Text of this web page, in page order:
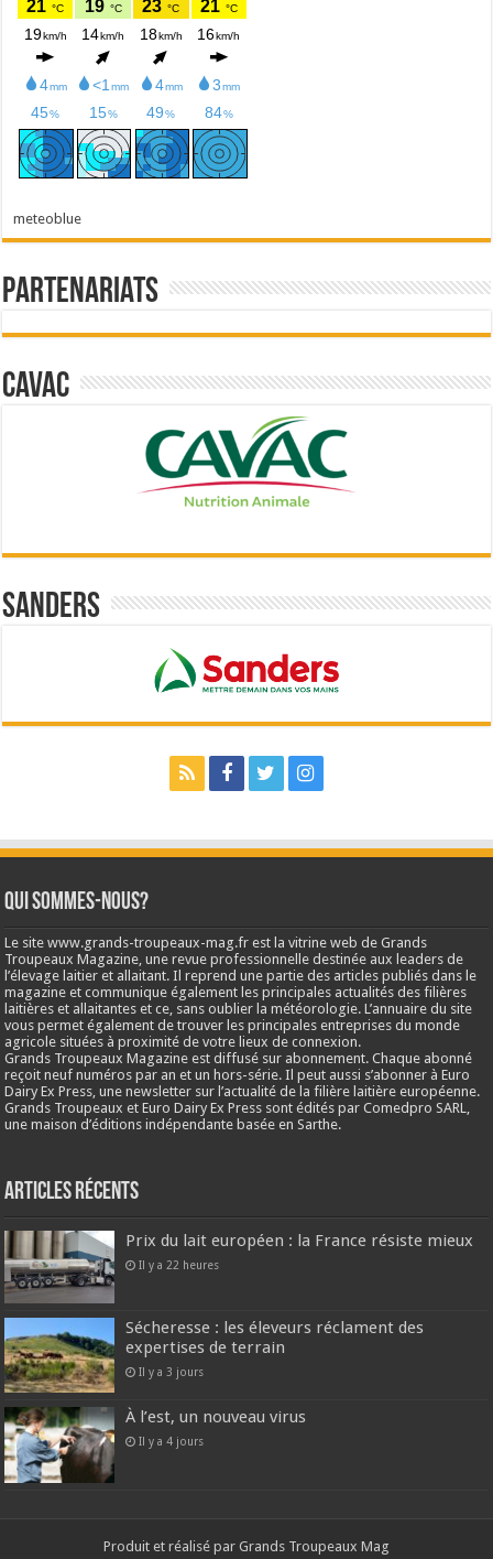
meteoblue
Partenariats
Cavac
Sanders
Qui sommes-nous?
Le site www.grands-troupeaux-mag.fr est la vitrine web de Grands
Troupeaux Magazine, une revue professionnelle destinée aux leaders de
l’élevage laitier et allaitant. Il reprend une partie des articles publiés dans le
magazine et communique également les principales actualités des filières
laitières et allaitantes et ce, sans oublier la météorologie. L’annuaire du site
vous permet également de trouver les principales entreprises du monde
agricole situées à proximité de votre lieux de connexion.
Grands Troupeaux Magazine est diffusé sur abonnement. Chaque abonné
reçoit neuf numéros par an et un hors-série. Il peut aussi s’abonner à Euro
Dairy Ex Press, une newsletter sur l’actualité de la filière laitière européenne.
Grands Troupeaux et Euro Dairy Ex Press sont édités par Comedpro SARL,
une maison d’éditions indépendante basée en Sarthe.
Articles récents
Prix du lait européen : la France résiste mieux
Il y a 22 heures
Sécheresse : les éleveurs réclament des
expertises de terrain
Il y a 3 jours
À l’est, un nouveau virus
Il y a 4 jours
Produit et réalisé par Grands Troupeaux Mag